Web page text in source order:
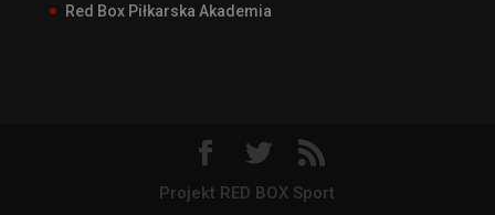
Red Box Piłkarska Akademia
Projekt RED BOX Sport